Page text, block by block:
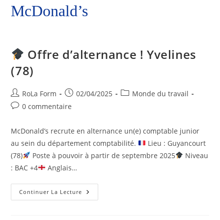
McDonald’s
Offre d’alternance ! Yvelines
(78)
RoLa Form 02/04/2025
Monde du travail
0 commentaire
McDonald’s recrute en alternance un(e) comptable junior
au sein du département comptabilité.
Lieu : Guyancourt
(78)
Poste à pouvoir à partir de septembre 2025
Niveau
: BAC +4
Anglais…
Continuer La Lecture